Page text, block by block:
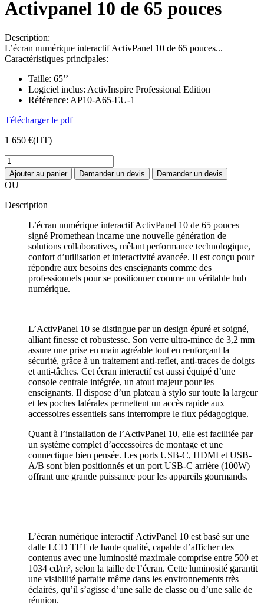
Activpanel 10 de 65 pouces
Description:
L’écran numérique interactif ActivPanel 10 de 65 pouces...
Caractéristiques principales:
Taille: 65’’
Logiciel inclus: ActivInspire Professional Edition
Référence: AP10-A65-EU-1
Télécharger le pdf
1 650 €(HT)
Ajouter au panier Demander un devis Demander un devis
OU
Description
L’écran numérique interactif ActivPanel 10 de 65 pouces
signé Promethean incarne une nouvelle génération de
solutions collaboratives, mêlant performance technologique,
confort d’utilisation et interactivité avancée. Il est conçu pour
répondre aux besoins des enseignants comme des
professionnels pour se positionner comme un véritable hub
numérique.
L’ActivPanel 10 se distingue par un design épuré et soigné,
alliant finesse et robustesse. Son verre ultra-mince de 3,2 mm
assure une prise en main agréable tout en renforçant la
sécurité, grâce à un traitement anti-reflet, anti-traces de doigts
et anti-tâches. Cet écran interactif est aussi équipé d’une
console centrale intégrée, un atout majeur pour les
enseignants. Il dispose d’un plateau à stylo sur toute la largeur
et les poches latérales permettent un accès rapide aux
accessoires essentiels sans interrompre le flux pédagogique.
Quant à l’installation de l’ActivPanel 10, elle est facilitée par
un système complet d’accessoires de montage et une
connectique bien pensée. Les ports USB-C, HDMI et USB-
A/B sont bien positionnés et un port USB-C arrière (100W)
offrant une grande puissance pour les appareils gourmands.
L’écran numérique interactif ActivPanel 10 est basé sur une
dalle LCD TFT de haute qualité, capable d’afficher des
contenus avec une luminosité maximale comprise entre 500 et
1034 cd/m², selon la taille de l’écran. Cette luminosité garantit
une visibilité parfaite même dans les environnements très
éclairés, qu’il s’agisse d’une salle de classe ou d’une salle de
réunion.